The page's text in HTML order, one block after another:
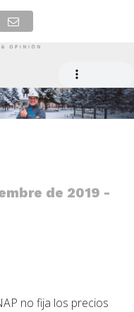
y
los
de 2019 -
no fija los precios